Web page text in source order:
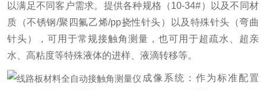
以满足不同客户需求。提供各种规格（10-34#）以及不同材
质（不锈钢/聚四氟乙烯/pp挠性针头）以及特殊针头（弯曲
针头），可用于常规接触角测量，也可用于超疏水、超亲
水、高粘度等特殊液体的进样、液滴转移等。
成像系统：作为标准配置